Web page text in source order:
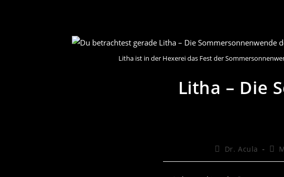
Litha ist in der Hexerei das Fest der
Litha – Die
Beitrags-
Dr. Acula